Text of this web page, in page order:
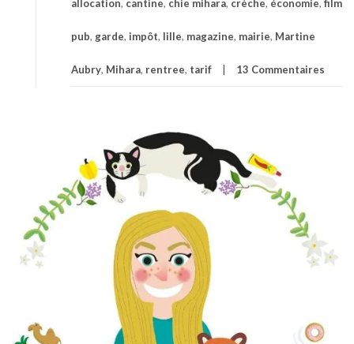
allocation, cantine, chie mihara, crèche, économie, film
pub, garde, impôt, lille, magazine, mairie, Martine
Aubry, Mihara, rentree, tarif 13 Commentaires